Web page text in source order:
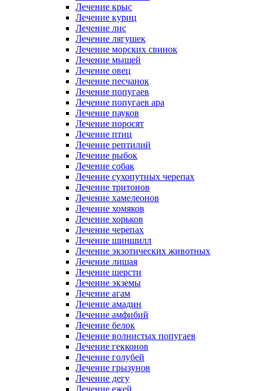
Лечение крыс
Лечение куриц
Лечение лис
Лечение лягушек
Лечение морских свинок
Лечение мышей
Лечение овец
Лечение песчанок
Лечение попугаев
Лечение попугаев ара
Лечение пауков
Лечение поросят
Лечение птиц
Лечение рептилий
Лечение рыбок
Лечение собак
Лечение сухопутных черепах
Лечение тритонов
Лечение хамелеонов
Лечение хомяков
Лечение хорьков
Лечение черепах
Лечение шиншилл
Лечение экзотических животных
Лечение лишая
Лечение шерсти
Лечение экземы
Лечение агам
Лечение амадин
Лечение амфибий
Лечение белок
Лечение волнистых попугаев
Лечение гекконов
Лечение голубей
Лечение грызунов
Лечение дегу